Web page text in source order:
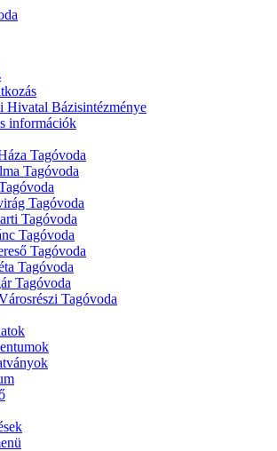
Hivatal Bázisintézménye
információk
Tagóvoda
Tagóvoda
Tagóvoda
Tagóvoda
Tagóvoda
Tagóvoda
Tagóvoda
Tagóvoda
Tagóvoda